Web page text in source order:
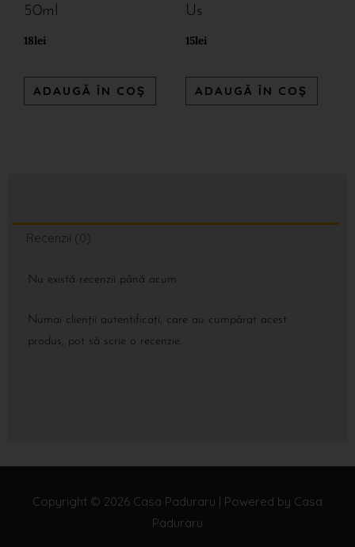
50ml
18lei
ADAUGĂ ÎN COȘ
Us
15lei
ADAUGĂ ÎN COȘ
Recenzii (0)
Nu există recenzii până acum.
Numai clienții autentificați, care au cumpărat acest
produs, pot să scrie o recenzie.
Copyright © 2026 Casa Paduraru | Powered by Casa
Paduraru